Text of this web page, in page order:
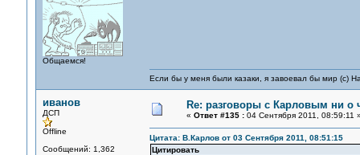
Общаемся!
Если бы у меня были казаки, я завоевал бы мир (с)
иванов
ДСП
Offline
Сообщений: 1,362
Re: разговоры с Карловым ни о
« Ответ #135 :04 Сентября 2011, 08:59:11
Цитата: В.Карлов от 03 Сентября 2011, 08:51:15
Цитировать